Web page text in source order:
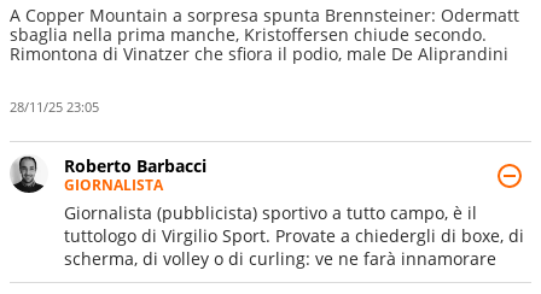
A Copper Mountain a sorpresa spunta Brennsteiner: Odermatt
sbaglia nella prima manche, Kristoffersen chiude secondo.
Rimontona di Vinatzer che sfiora il podio, male De Aliprandini
28/11/25 23:05
Roberto Barbacci
GIORNALISTA
Giornalista (pubblicista) sportivo a tutto campo, è il
tuttologo di Virgilio Sport. Provate a chiedergli di boxe, di
scherma, di volley o di curling: ve ne farà innamorare